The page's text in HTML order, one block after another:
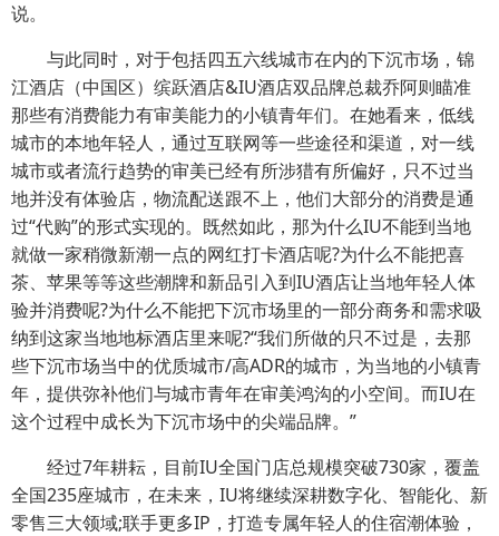
说。
与此同时，对于包括四五六线城市在内的下沉市场，锦
江酒店（中国区）缤跃酒店&IU酒店双品牌总裁乔阿则瞄准
那些有消费能力有审美能力的小镇青年们。在她看来，低线
城市的本地年轻人，通过互联网等一些途径和渠道，对一线
城市或者流行趋势的审美已经有所涉猎有所偏好，只不过当
地并没有体验店，物流配送跟不上，他们大部分的消费是通
过“代购”的形式实现的。既然如此，那为什么IU不能到当地
就做一家稍微新潮一点的网红打卡酒店呢?为什么不能把喜
茶、苹果等等这些潮牌和新品引入到IU酒店让当地年轻人体
验并消费呢?为什么不能把下沉市场里的一部分商务和需求吸
纳到这家当地地标酒店里来呢?“我们所做的只不过是，去那
些下沉市场当中的优质城市/高ADR的城市，为当地的小镇青
年，提供弥补他们与城市青年在审美鸿沟的小空间。而IU在
这个过程中成长为下沉市场中的尖端品牌。”
经过7年耕耘，目前IU全国门店总规模突破730家，覆盖
全国235座城市，在未来，IU将继续深耕数字化、智能化、新
零售三大领域;联手更多IP，打造专属年轻人的住宿潮体验，